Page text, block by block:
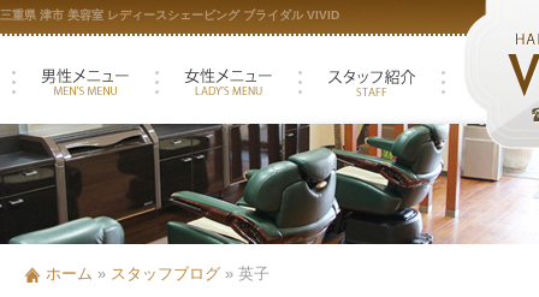
三重県 津市 美容室 レディースシェービング ブライダル VIVID
ホーム » スタッフブログ » 英子